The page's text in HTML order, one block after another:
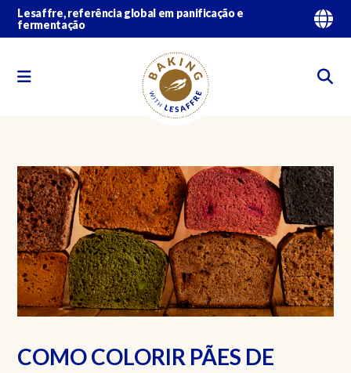
Lesaffre, referência global em panificação e
fermentação
COMO COLORIR PÃES DE